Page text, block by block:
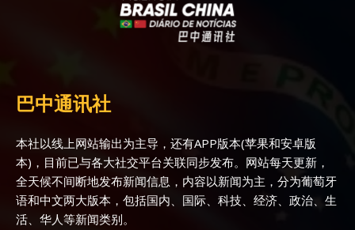
巴中通讯社
本社以线上网站输出为主导，还有APP版本(苹果和安卓版
本)，目前已与各大社交平台关联同步发布。网站每天更新，
全天候不间断地发布新闻信息，内容以新闻为主，分为葡萄牙
语和中文两大版本，包括国内、国际、科技、经济、政治、生
活、华人等新闻类别。